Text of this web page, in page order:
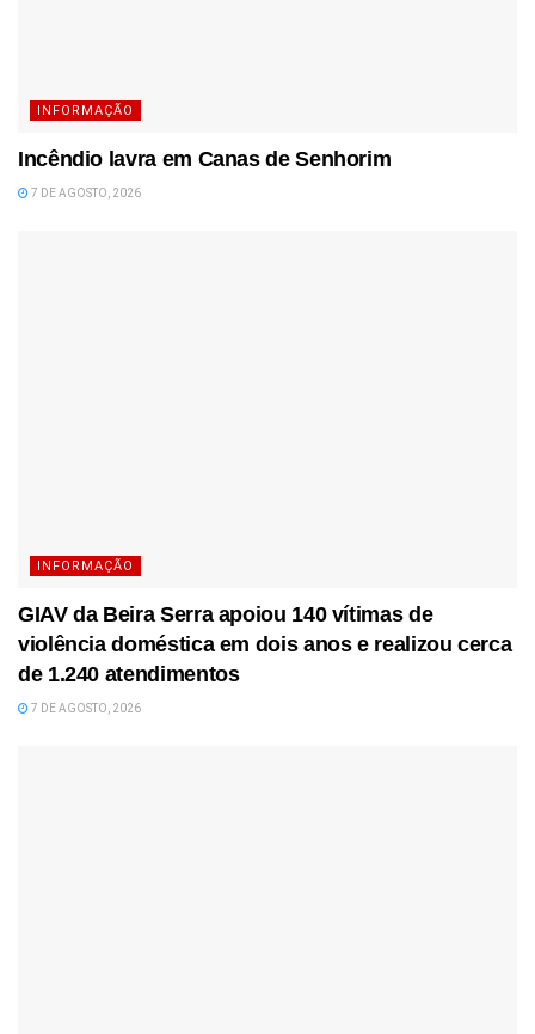
INFORMAÇÃO
Incêndio lavra em Canas de Senhorim
7 DE AGOSTO, 2026
INFORMAÇÃO
GIAV da Beira Serra apoiou 140 vítimas de
violência doméstica em dois anos e realizou cerca
de 1.240 atendimentos
7 DE AGOSTO, 2026